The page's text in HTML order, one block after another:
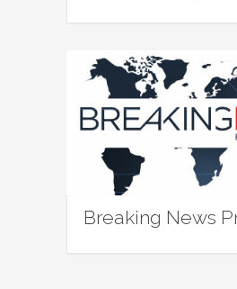
Breaking News